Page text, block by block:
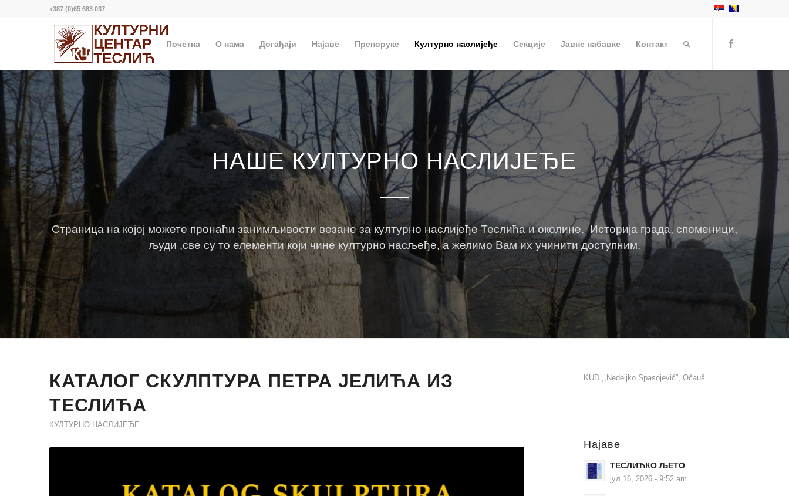
+387 (0)65 683 037
Почетна О нама Догађаји Најаве Препоруке Културно наслијеђе Секције Јавне набавке Контакт
НАШЕ КУЛТУРНО НАСЛИЈЕЂЕ
Страница на којој можете пронаћи занимљивости везане за културно наслијеђе Теслића и околине. Историја града, споменици,
људи ,све су то елементи који чине културно насљеђе, а желимо Вам их учинити доступним.
КАТАЛОГ СКУЛПТУРА ПЕТРА ЈЕЛИЋА ИЗ
ТЕСЛИЋА
КУЛТУРНО НАСЛИЈЕЂЕ
KUD ,,Nedeljko Spasojević”, Očauš
Најаве
TEСЛИЋКО ЉЕТО
јул 16, 2026 - 9:52 am